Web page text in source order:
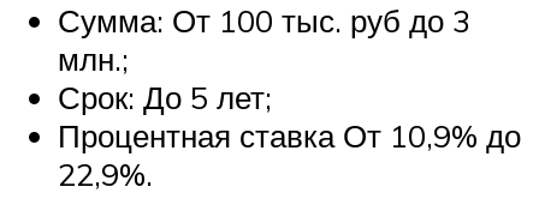
Сумма: От 100 тыс. руб до 3
млн.;
Срок: До 5 лет;
Процентная ставка От 10,9% до
22,9%.